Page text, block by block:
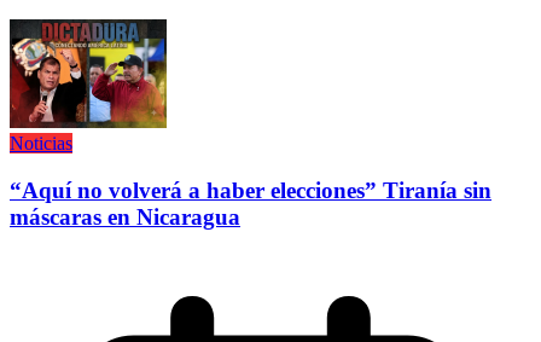
Noticias
“Aquí no volverá a haber elecciones” Tiranía sin
máscaras en Nicaragua